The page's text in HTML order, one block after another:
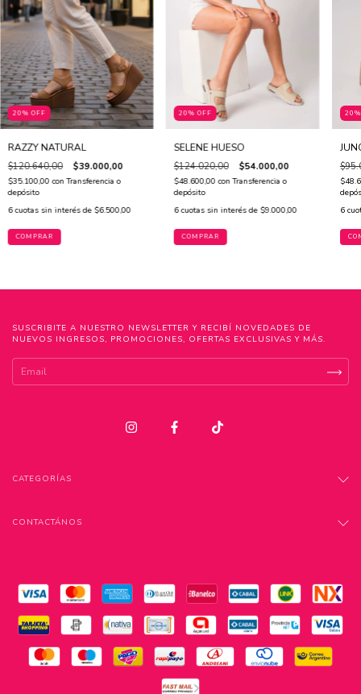
20% OFF
RAZZY NATURAL
$120.640,00 $39.000,00
$35.100,00con Transferencia o
depósito
6 cuotas sin interés de $6.500,00
COMPRAR
20% OFF
SELENE HUESO
$124.020,00 $54.000,00
$48.600,00con Transferencia o
depósito
6 cuotas sin interés de $9.000,00
COMPRAR
6
SUSCRIBITE A NUESTRO NEWSLETTER Y RECIBÍ NOVEDADES DE
NUEVOS INGRESOS, PROMOCIONES, OFERTAS EXCLUSIVAS Y MÁS.
CATEGORÍAS
CONTACTÁNOS